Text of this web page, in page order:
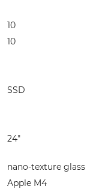
10
10
SSD
24"
nano-texture glass
Apple M4